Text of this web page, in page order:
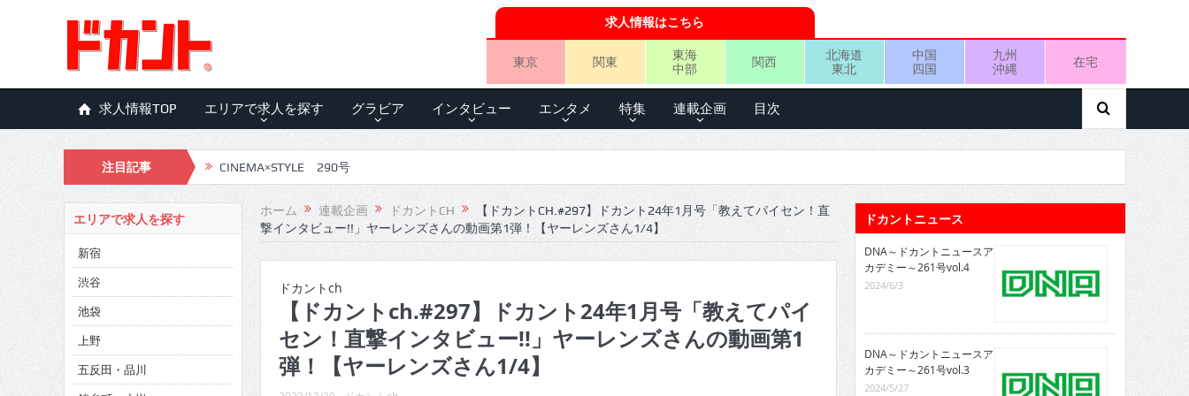
求人情報はこちら
東京 関東
東海
中部
関西
北海道
東北
中国
四国
九州
沖縄
在宅
求人情報TOP エリアで求人を探す グラビア インタビュー エンタメ 特集 連載企画 目次
注目記事 CINEMA×STYLE 290号
CINEMA×STYLE 289号
CINEMA×STYLE 288号
CINEMA×STYLE 287号
CINEMA×STYLE 286号
CINEMA×STYLE 285号
CINEMA×STYLE 294号
ホーム 連載企画 ドカントCH
【ドカントCH.#297】ドカント24年1月号「教えてパイセン！直
撃インタビュー!!」ヤーレンズさんの動画第1弾！【ヤーレンズさん1/4】
ドカントch
【ドカントch.#297】ドカント24年1月号「教えてパイ
セン！直撃インタビュー!!」ヤーレンズさんの動画第1
弾！【ヤーレンズさん1/4】
エリアで求人を探す
新宿
渋谷
池袋
上野
五反田・品川
ドカントニュース
DNA～ドカントニュースア
カデミー～261号vol.4
2024/6/3
DNA～ドカントニュースア
カデミー～261号vol.3
2024/5/27